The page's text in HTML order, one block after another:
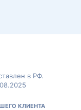
в РФ.
КЛИЕНТА